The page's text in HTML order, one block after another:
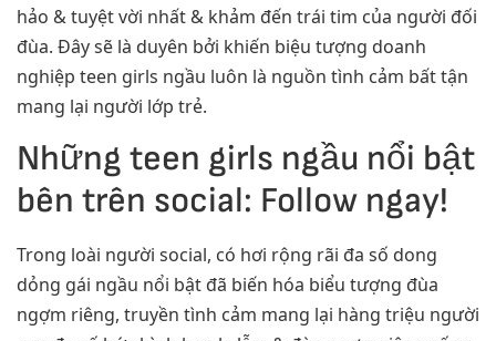
hảo & tuyệt vời nhất & khảm đến trái tim của người đối
đùa. Đây sẽ là duyên bởi khiến biệu tượng doanh
nghiệp teen girls ngầu luôn là nguồn tình cảm bất tận
mang lại người lớp trẻ.
Những teen girls ngầu nổi bật
bên trên social: Follow ngay!
Trong loài người social, có hơi rộng rãi đa số dong
dỏng gái ngầu nổi bật đã biến hóa biểu tượng đùa
ngợm riêng, truyền tình cảm mang lại hàng triệu người